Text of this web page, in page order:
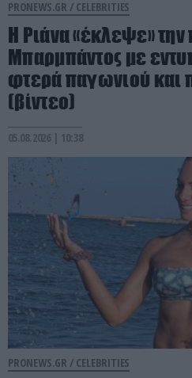
PRONEWS.GR / CELEBRITIES
Η Ριάνα «έκλεψε»
Μπαρμπάντος με
φτερά παγωνιού και
(βίντεο)
05.08.2026 | 10:38
PRONEWS.GR / CELEBRITIES